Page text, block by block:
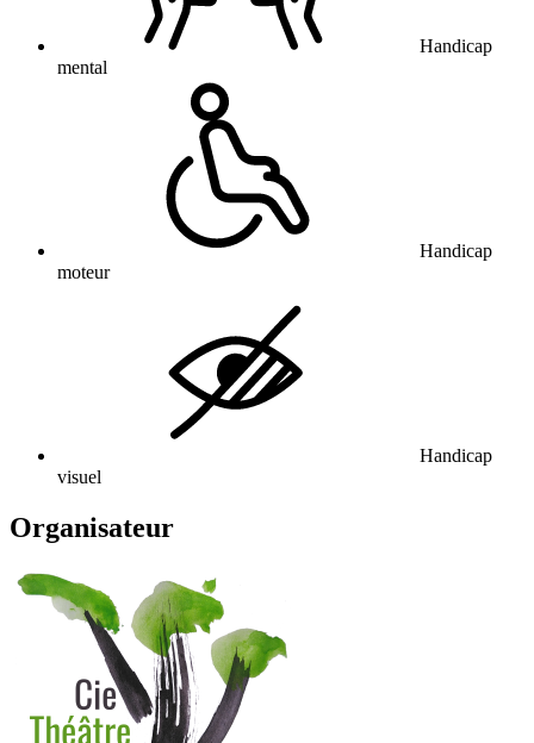
Handicap
mental
Handicap
moteur
Handicap
visuel
Organisateur